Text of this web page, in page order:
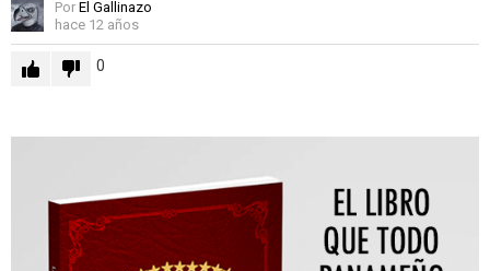
Por El Gallinazo
hace 12 años
0